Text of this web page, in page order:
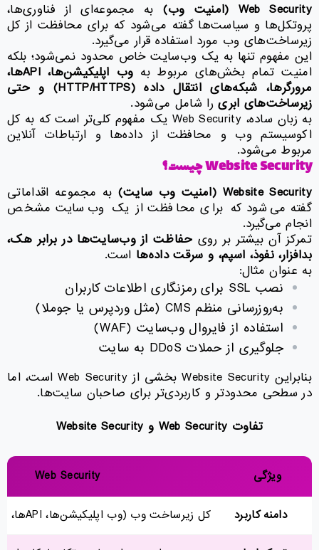
Web Security ( امنیت وب) به مجموعه‌ای از فناوری‌ها،
پروتکل‌ها و سیاست‌ها گفته می‌شود که برای محافظت از کل
زیرساخت‌های وب مورد استفاده قرار می‌گیرد.
این مفهوم تنها به یک وب‌سایت خاص محدود نمی‌شود؛ بلکه
امنیت تمام بخش‌های مربوط به وب اپلیکیشن‌ها،APIها،
مرورگرها، شبکه‌های انتقال داده(HTTP/HTTPS)
و حتی
زیرساخت‌های ابریرا شامل می‌شود.
به زبان ساده، Web Security یک مفهوم کلی‌تر است که به کل
اکوسیستم وب و محافظت از داده‌ها و ارتباطات آنلاین
مربوط می‌شود.
Website Securityچیست؟
Website Security ( امنیت وب‌ سایت) به مجموعه اقداماتی
گفته می‌شود که برای محافظت از یک وب‌سایت مشخص
انجام می‌گیرد.
تمرکز آن بیشتر بر روی حفاظت از وب‌سایت‌ها در برابر هک،
بدافزار، نفوذ، اسپم، و سرقت داده‌ها است.
به عنوان مثال:
نصب SSL برای رمزنگاری اطلاعات کاربران
به‌روزرسانی منظم CMS (مثل وردپرس یا جوملا)
استفاده از فایروال وب‌سایت (WAF)
جلوگیری از حملات DDoS به سایت
بنابراین Website Security بخشی از Web Security است، اما
در سطحی محدودتر و کاربردی‌تر برای صاحبان سایت‌ها.
تفاوت
و
ویژگی Web Security
دامنه کاربرد کل زیرساخت وب (وب اپلیکیشن‌ها، APIها، مرورگرها، سرورها)